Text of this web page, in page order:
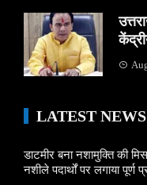
LATEST NEWS
डाटमीर बना नशामुक्ति की
नशीले पदार्थों पर लगाया पूर्ण